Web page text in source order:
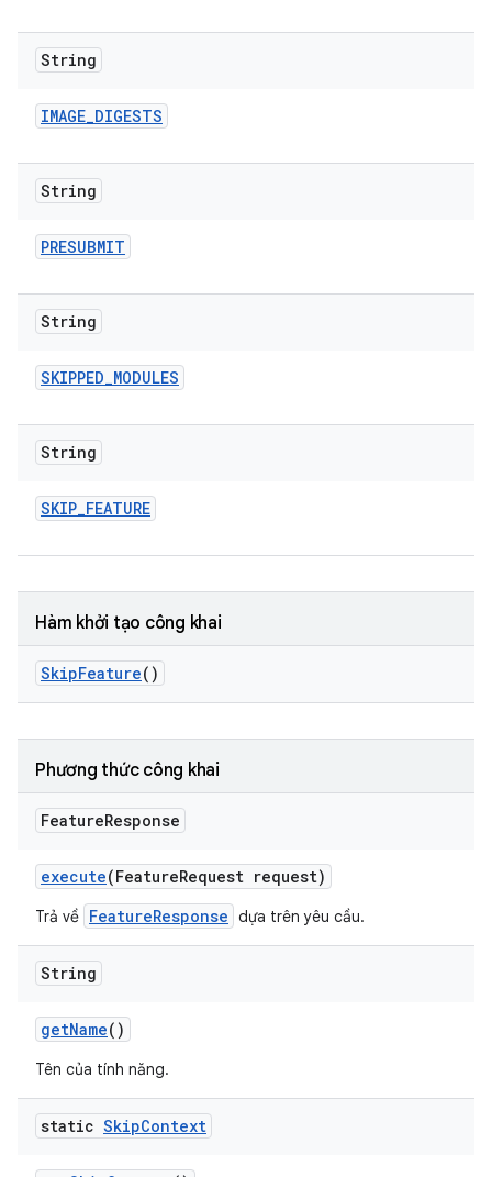
String
IMAGE_DIGESTS
String
PRESUBMIT
String
SKIPPED_MODULES
String
SKIP_FEATURE
Hàm khởi tạo công khai
SkipFeature()
Phương thức công khai
FeatureResponse
execute(FeatureRequest request)
Trả về FeatureResponse dựa trên yêu cầu.
String
getName()
Tên của tính năng.
static SkipContext